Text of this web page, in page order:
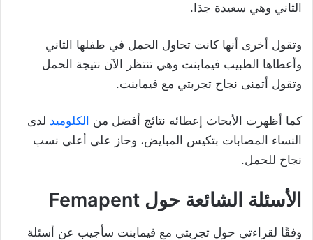
الثاني وهي سعيدة جدَا.
وتقول أخرى أنها كانت تحاول الحمل في طفلها الثاني
وأعطاها الطبيب فيمابنت وهي تنتظر الآن نتيجة الحمل
وتقول أتمنى نجاح تجربتي مع فيمابنت.
كما أظهرت الأبحاث إعطائه نتائج أفضل من الكلوميد لدى
النساء المصابات بتكيس المبايض، وحاز على أعلى نسب
نجاح للحمل.
الأسئلة الشائعة حول Femapent
وفقًا لقراءتي حول تجربتي مع فيمابنت سأجيب عن أسئلة